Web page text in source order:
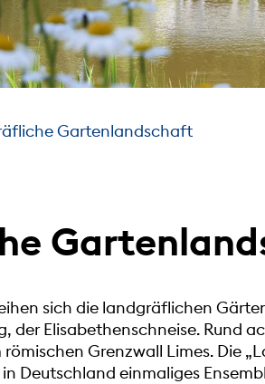
Gartenlandschaft
sich die landgräflichen
der Elisabethenschneise. Rund
römischen Grenzwall Limes. Die
Deutschland einmaliges